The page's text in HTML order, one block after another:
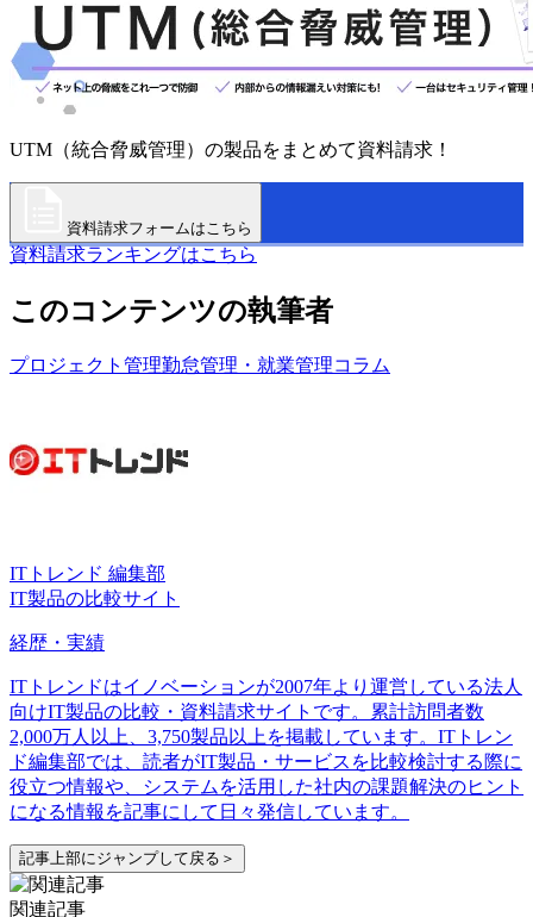
UTM（統合脅威管理）の製品をまとめて資料請求！
資料請求フォームはこちら
資料請求ランキングはこちら
このコンテンツの執筆者
プロジェクト管理勤怠管理・就業管理コラム
ITトレンド 編集部
IT製品の比較サイト
経歴・実績
ITトレンドはイノベーションが2007年より運営している法人
向けIT製品の比較・資料請求サイトです。累計訪問者数
2,000万人以上、3,750製品以上を掲載しています。ITトレン
ド編集部では、読者がIT製品・サービスを比較検討する際に
役立つ情報や、システムを活用した社内の課題解決のヒント
になる情報を記事にして日々発信しています。
記事上部にジャンプして戻る＞
関連記事